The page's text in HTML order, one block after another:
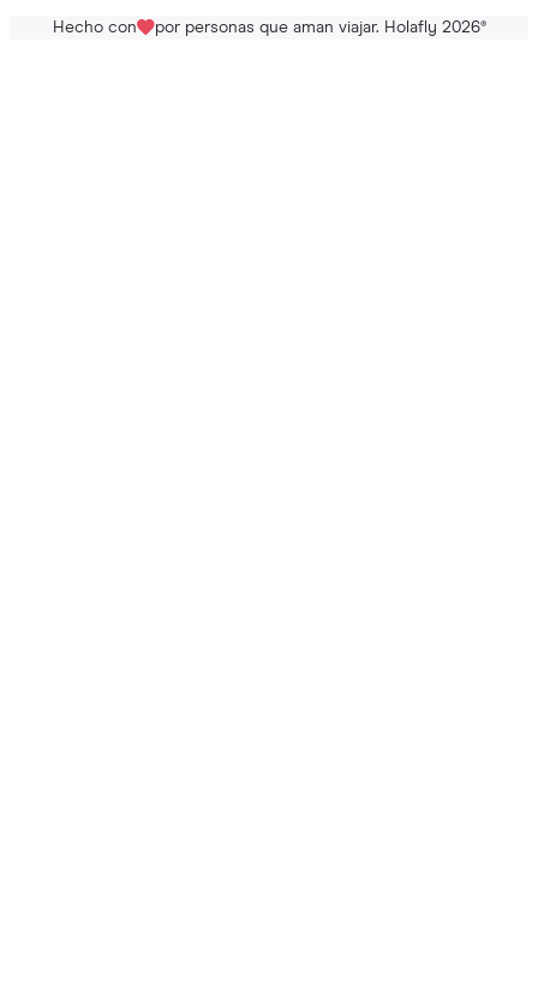
Hecho con por personas que aman viajar. Holafly 2026®